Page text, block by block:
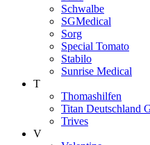
Schwalbe
SGMedical
Sorg
Special Tomato
Stabilo
Sunrise Medical
T
Thomashilfen
Titan Deutschland
Trives
V